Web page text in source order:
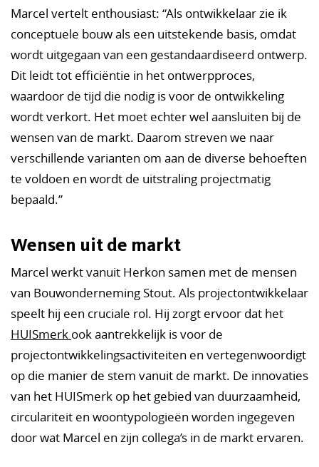
Marcel vertelt enthousiast: “Als ontwikkelaar zie ik
conceptuele bouw als een uitstekende basis, omdat
wordt uitgegaan van een gestandaardiseerd ontwerp.
Dit leidt tot efficiëntie in het ontwerpproces,
waardoor de tijd die nodig is voor de ontwikkeling
wordt verkort. Het moet echter wel aansluiten bij de
wensen van de markt. Daarom streven we naar
verschillende varianten om aan de diverse behoeften
te voldoen en wordt de uitstraling projectmatig
bepaald.”
Wensen uit de markt
Marcel werkt vanuit Herkon samen met de mensen
van Bouwonderneming Stout. Als projectontwikkelaar
speelt hij een cruciale rol. Hij zorgt ervoor dat het
HUISmerk ook aantrekkelijk is voor de
projectontwikkelingsactiviteiten en vertegenwoordigt
op die manier de stem vanuit de markt. De innovaties
van het HUISmerk op het gebied van duurzaamheid,
circulariteit en woontypologieën worden ingegeven
door wat Marcel en zijn collega’s in de markt ervaren.